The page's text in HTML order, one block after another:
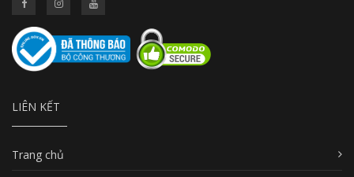
LIÊN KẾT
Trang chủ